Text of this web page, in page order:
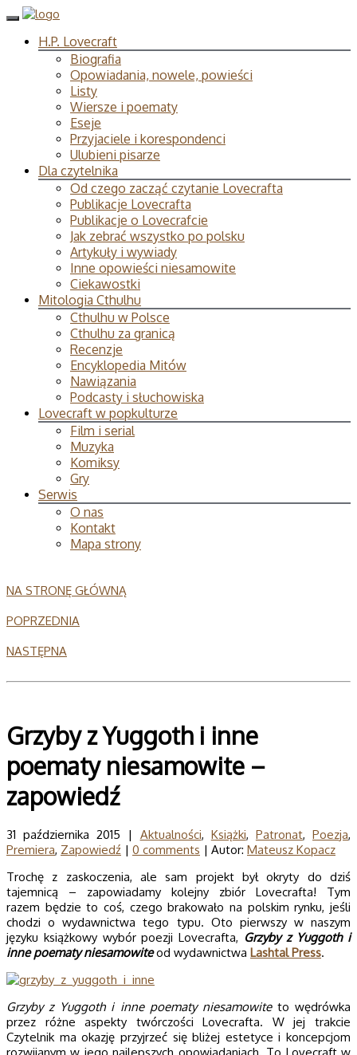
H.P. Lovecraft
Biografia
Opowiadania, nowele, powieści
Listy
Wiersze i poematy
Eseje
Przyjaciele i korespondenci
Ulubieni pisarze
Dla czytelnika
Od czego zacząć czytanie Lovecrafta
Publikacje Lovecrafta
Publikacje o Lovecrafcie
Jak zebrać wszystko po polsku
Artykuły i wywiady
Inne opowieści niesamowite
Ciekawostki
Mitologia Cthulhu
Cthulhu w Polsce
Cthulhu za granicą
Recenzje
Encyklopedia Mitów
Nawiązania
Podcasty i słuchowiska
Lovecraft w popkulturze
Film i serial
Muzyka
Komiksy
Gry
Serwis
O nas
Kontakt
Mapa strony
NA STRONĘ GŁÓWNĄ
POPRZEDNIA
NASTĘPNA
Grzyby z Yuggoth i inne
poematy niesamowite –
zapowiedź
31 października 2015 | Aktualności, Książki, Patronat,Poezja,
Premiera, Zapowiedź | 0 comments | Autor: Mateusz Kopacz
Trochę z zaskoczenia, ale sam projekt był okryty do dziś
tajemnicą – zapowiadamy kolejny zbiór Lovecrafta! Tym
razem będzie to coś, czego brakowało na polskim rynku, jeśli
chodzi o wydawnictwa tego typu. Oto pierwszy w naszym
języku książkowy wybór poezji Lovecrafta, Grzyby z Yuggoth i
inne poematy niesamowiteod wydawnictwa Lashtal Press.
Grzyby z Yuggoth iinne poematy niesamowiteto wędrówka
przez różne aspekty twórczości Lovecrafta. W jej trakcie
Czytelnik ma okazję przyjrzeć się bliżej estetyce i koncepcjom